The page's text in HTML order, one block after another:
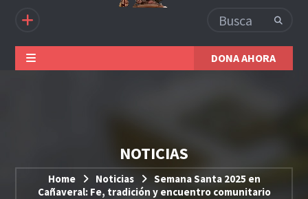
DONA AHORA
NOTICIAS
Home Noticias
Semana Santa 2025 en
Cañaveral: Fe, tradición y encuentro comunitario